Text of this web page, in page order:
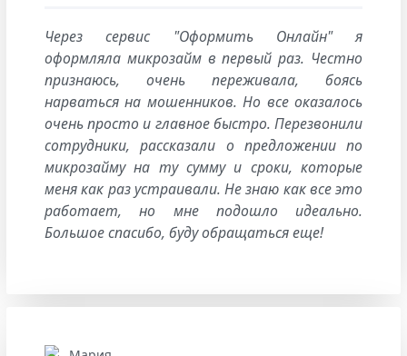
Через сервис "Оформить Онлайн" я
оформляла микрозайм в первый раз. Честно
признаюсь, очень переживала, боясь
нарваться на мошенников. Но все оказалось
очень просто и главное быстро. Перезвонили
сотрудники, рассказали о предложении по
микрозайму на ту сумму и сроки, которые
меня как раз устраивали. Не знаю как все это
работает, но мне подошло идеально.
Большое спасибо, буду обращаться еще!